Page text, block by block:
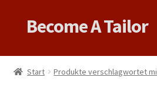
Zur
Navigation
Zum
Inhalt
Become A Tailor
Books
Start Produkte verschlagwortet